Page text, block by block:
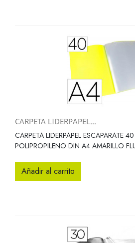
CARPETA LIDERPAPEL...
CARPETA LIDERPAPEL ESCAPARATE
POLIPROPILENO DIN A4 AMARILLO
Añadir al carrito